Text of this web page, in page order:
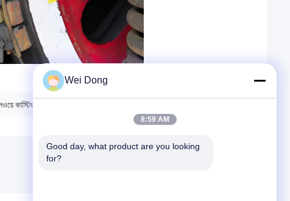
কাস্টিং পার্টস
Wei Dong
8:59 AM
Good day, what product are you looking
for?